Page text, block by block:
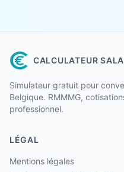
CALCULATEUR
Simulateur gratuit pour
Belgique. RMMMG,
professionnel.
LÉGAL
Mentions légales